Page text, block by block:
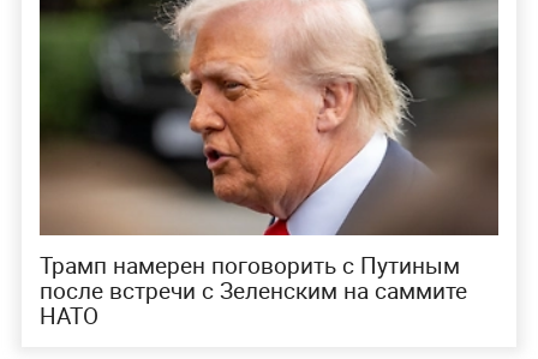
Трамп намерен поговорить с Путиным
после встречи с Зеленским на саммите
НАТО